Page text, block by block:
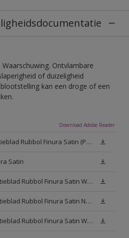
Ontvlambare
of duizeligheid
kan een droge of een
Download Adobe Reader
Technisch Informatieblad Rubbol Finura Satin (PDF)
Satin
Veiligheidsinformatieblad Rubbol Finura Satin W05 (MSDS)
Veiligheidsinformatieblad Rubbol Finura Satin N00 (MSDS)
Veiligheidsinformatieblad Rubbol Finura Satin White (MSDS)